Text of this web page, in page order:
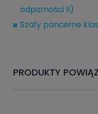
odporności II)
Szafy pancerne
PRODUKTY